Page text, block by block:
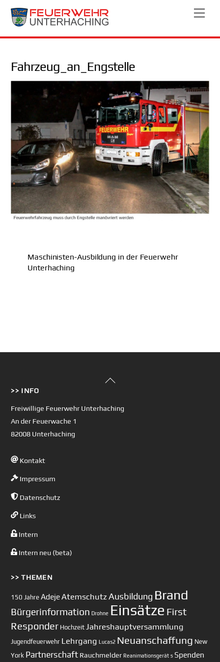
Skip
Fahrzeug_an_Engstelle
Maschinisten-Ausbildung in der Feuerwehr
Unterhaching
Back
>> INFO
Freiwillige Feuerwehr Unterhaching
An der Feuerwache 1
82008 Unterhaching
Kontakt
Impressum
Datenschutz
Links
Intern
Intern neu (beta)
>> THEMEN
150 Jahre AdejeAtemschutz Ausbildung Brand
Bürgerinformation Drohne Einsätze First
Responder Hochzeit Jahreshauptversammlung
Jugendfeuerwehr Lehrgang Lucas2 Neuanschaffung New
York Partnerschaft Rauchmelder Reanimationsgerät s Spenden